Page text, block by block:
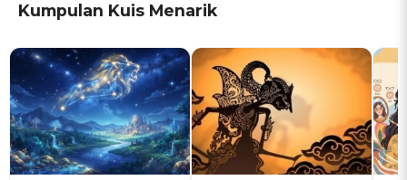
Kumpulan Kuis Menarik